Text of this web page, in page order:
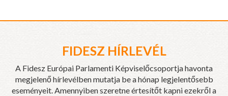
FIDESZ HÍRLEVÉL
A Fidesz Európai Parlamenti Képviselőcsoportja havonta
megjelenő hírlevélben mutatja be a hónap legjelentősebb
eseményeit. Amennyiben szeretne értesítőt kapni ezekről a